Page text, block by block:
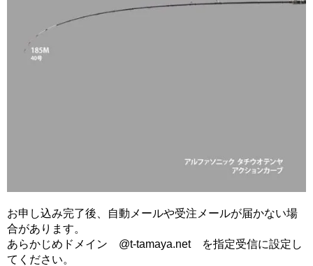
お申し込み完了後、自動メールや受注メールが届かない場
合があります。
あらかじめドメイン @t-tamaya.net を指定受信に設定し
てください。